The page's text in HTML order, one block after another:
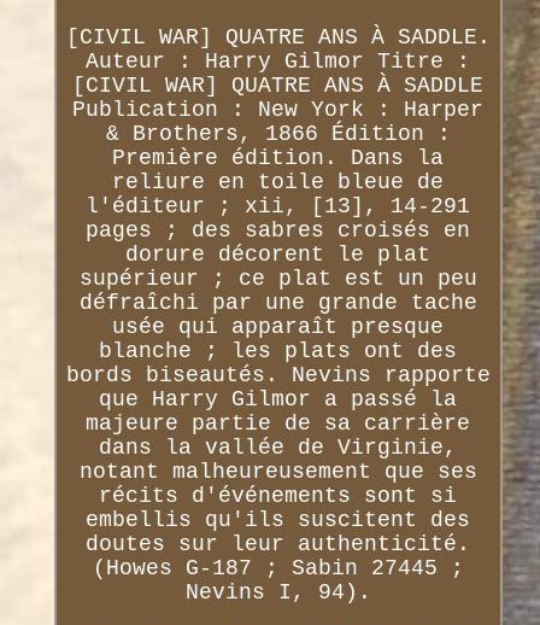
[CIVIL WAR] QUATRE ANS À SADDLE.
Auteur : Harry Gilmor Titre :
[CIVIL WAR] QUATRE ANS À SADDLE
Publication : New York : Harper
& Brothers, 1866 Édition :
Première édition. Dans la
reliure en toile bleue de
l'éditeur ; xii, [13], 14-291
pages ; des sabres croisés en
dorure décorent le plat
supérieur ; ce plat est un peu
défraîchi par une grande tache
usée qui apparaît presque
blanche ; les plats ont des
bords biseautés. Nevins rapporte
que Harry Gilmor a passé la
majeure partie de sa carrière
dans la vallée de Virginie,
notant malheureusement que ses
récits d'événements sont si
embellis qu'ils suscitent des
doutes sur leur authenticité.
(Howes G-187 ; Sabin 27445 ;
Nevins I, 94).